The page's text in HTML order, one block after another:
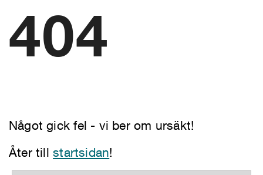
404
Något gick fel - vi ber om ursäkt!
Åter tillstartsidan!